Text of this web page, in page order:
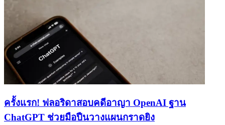
ครั้งแรก! ฟลอริดาสอบคดีอาญา OpenAI ฐาน
ChatGPT ช่วยมือปืนวางแผนกราดยิง